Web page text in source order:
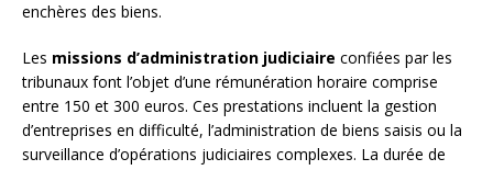
enchères des biens.
Les missions d’administration judiciaire confiées par les
tribunaux font l’objet d’une rémunération horaire comprise
entre 150 et 300 euros. Ces prestations incluent la gestion
d’entreprises en difficulté, l’administration de biens saisis ou la
surveillance d’opérations judiciaires complexes. La durée de